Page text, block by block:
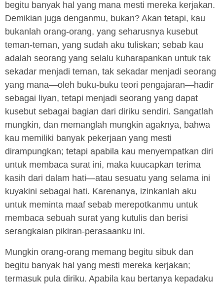
begitu banyak hal yang mana mesti mereka kerjakan.
Demikian juga denganmu, bukan? Akan tetapi, kau
bukanlah orang-orang, yang seharusnya kusebut
teman-teman, yang sudah aku tuliskan; sebab kau
adalah seorang yang selalu kuharapankan untuk tak
sekadar menjadi teman, tak sekadar menjadi seorang
yang mana—oleh buku-buku teori pengajaran—hadir
sebagai liyan, tetapi menjadi seorang yang dapat
kusebut sebagai bagian dari diriku sendiri. Sangatlah
mungkin, dan memanglah mungkin agaknya, bahwa
kau memiliki banyak pekerjaan yang mesti
dirampungkan; tetapi apabila kau menyempatkan diri
untuk membaca surat ini, maka kuucapkan terima
kasih dari dalam hati—atau sesuatu yang selama ini
kuyakini sebagai hati. Karenanya, izinkanlah aku
untuk meminta maaf sebab merepotkanmu untuk
membaca sebuah surat yang kutulis dan berisi
serangkaian pikiran-perasaanku ini.
Mungkin orang-orang memang begitu sibuk dan
begitu banyak hal yang mesti mereka kerjakan;
termasuk pula diriku. Apabila kau bertanya kepadaku